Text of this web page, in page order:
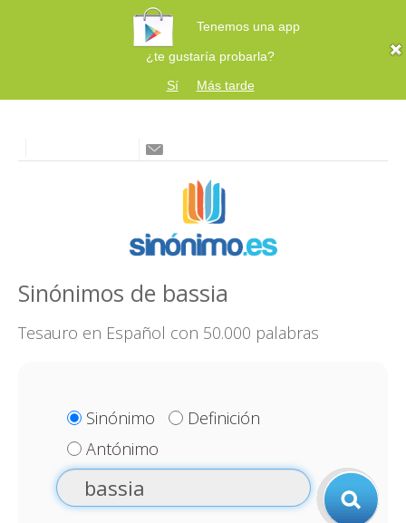
Tenemos una app
¿te gustaría probarla?
Sí
Más tarde
Sinónimos de bassia
Tesauro en Español con 50.000 palabras
Sinónimo
Definición
Antónimo